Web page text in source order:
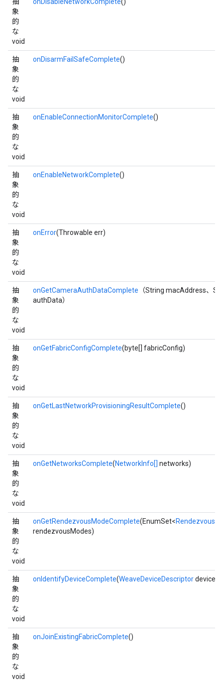
象
的
な
void
抽
象
的
な
void
onDisarmFailSafeComplete()
抽
象
的
な
void
onEnableConnectionMonitorComplete()
抽
象
的
な
void
onEnableNetworkComplete()
抽
象
的
な
void
onError(Throwable err)
抽
象
的
な
void
onGetCameraAuthDataComplete （String macAddress、
authData）
抽
象
的
な
void
onGetFabricConfigComplete(byte[] fabricConfig)
抽
象
的
な
void
onGetLastNetworkProvisioningResultComplete()
抽
象
的
な
void
onGetNetworksComplete(NetworkInfo[] networks)
抽
象
的
な
void
onGetRendezvousModeComplete(EnumSet<
rendezvousModes)
抽
象
的
な
void
onIdentifyDeviceComplete(WeaveDeviceDescriptor
抽
象
的
な
void
onJoinExistingFabricComplete()